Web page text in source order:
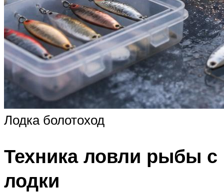
Лодка болотоход
Техника ловли рыбы с
лодки